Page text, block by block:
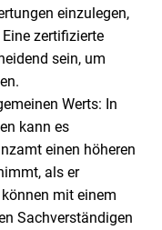
einzulegen,
zertifizierte
sein, um
Werts: In
kann es
einen höheren
als er
mit einem
Sachverständigen